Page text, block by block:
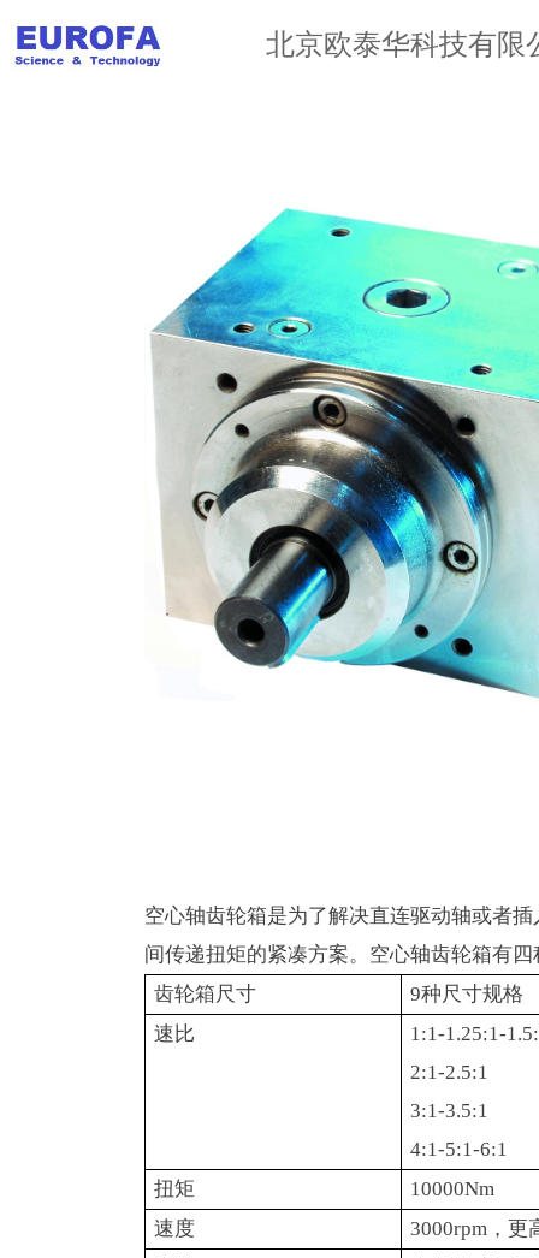
北京欧泰华科技有限
空心轴齿轮箱是为了解决直连驱动轴或者
间传递扭矩的紧凑方案。空心轴齿轮箱有
齿轮箱尺寸
9种尺寸规格
速比
1:1-1.25:1-
2:1-2.5:1
3:1-3.5:1
4:1-5:1-6:1
扭矩
10000Nm
速度
3000rpm ，更